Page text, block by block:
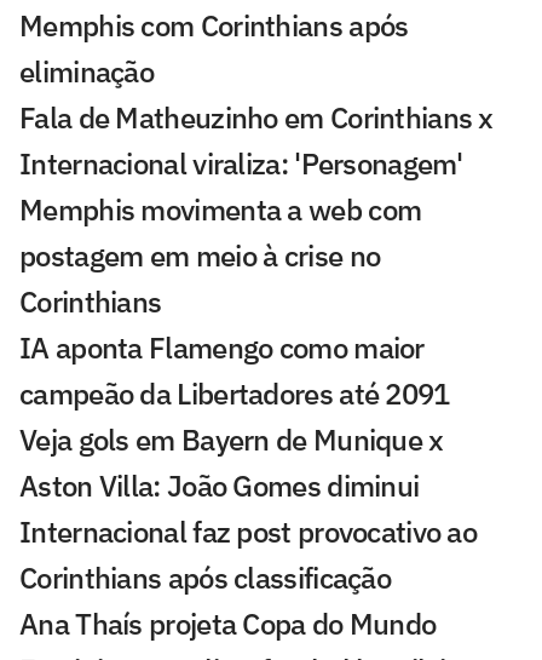
Memphis com Corinthians após
eliminação
Fala de Matheuzinho em Corinthians x
Internacional viraliza: 'Personagem'
Memphis movimenta a web com
postagem em meio à crise no
Corinthians
IA aponta Flamengo como maior
campeão da Libertadores até 2091
Veja gols em Bayern de Munique x
Aston Villa: João Gomes diminui
Internacional faz post provocativo ao
Corinthians após classificação
Ana Thaís projeta Copa do Mundo